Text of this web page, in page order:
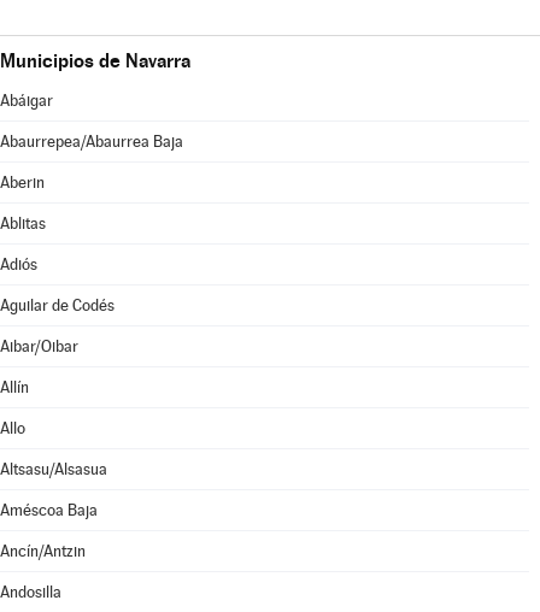
Municipios de Navarra
Abáigar
Abaurrepea/Abaurrea Baja
Aberin
Ablitas
Adiós
Aguilar de Codés
Aibar/Oibar
Allín
Allo
Altsasu/Alsasua
Améscoa Baja
Ancín/Antzin
Andosilla